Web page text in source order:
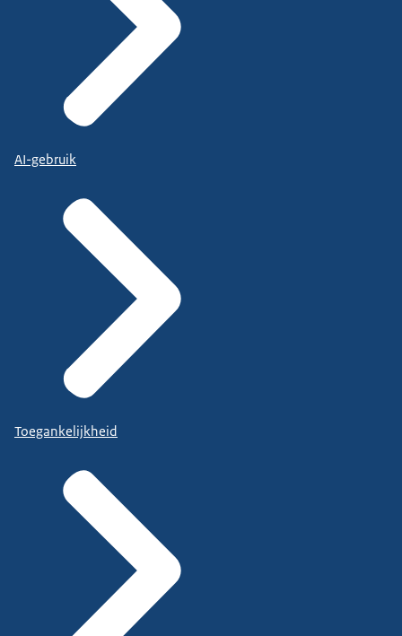
AI-gebruik
Toegankelijkheid